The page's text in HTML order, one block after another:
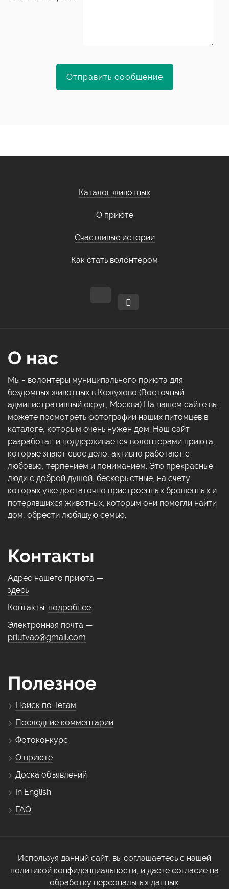
Каталог животных
О приюте
Счастливые истории
Как стать волонтером
О нас
Мы - волонтеры муниципального приюта для
бездомных животных в Кожухово (Восточный
административный округ, Москва) На нашем сайте вы
можете посмотреть фотографии наших питомцев в
каталоге, которым очень нужен дом. Наш сайт
разработан и поддерживается волонтерами приюта,
которые знают свое дело, активно работают с
любовью, терпением и пониманием. Это прекрасные
люди с доброй душой, бескорыстные, на счету
которых уже достаточно пристроенных брошенных и
потерявшихся животных, которым они помогли найти
дом, обрести любящую семью.
Контакты
Адрес нашего приюта —
здесь
Контакты: подробнее
Электронная почта —
priutvao@gmail.com
Полезное
Поиск по Тегам
Последние комментарии
Фотоконкурс
О приюте
Доска объявлений
In English
FAQ
Используя данный сайт, вы соглашаетесь с нашей
политикой конфиденциальности, и даете согласие на
обработку персональных данных.